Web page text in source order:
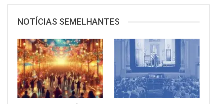
NOTÍCIAS SEMELHANTES